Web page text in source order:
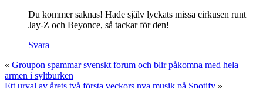
Du kommer saknas! Hade själv lyckats missa cirkusen runt
Jay-Z och Beyonce, så tackar för den!
Svara
« Groupon spammar svenskt forum och blir påkomna med hela
armen i syltburken
Ett urval av årets två första veckors nya musik på Spotify »